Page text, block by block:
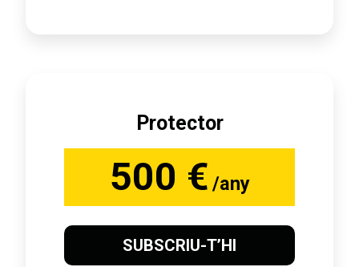
Protector
500 € /any
SUBSCRIU-T’HI